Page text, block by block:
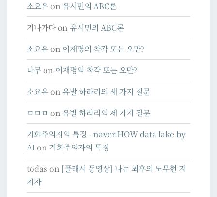
소요유on 유시민의 ABC론
지나가다on 유시민의 ABC론
소요유on 이재명의 착각 또는 오만?
나무on 이재명의 착각 또는 오만?
소요유on 유발 하라리의 세 가지 질문
ㅁㅁㅁ on 유발 하라리의 세 가지 질문
기회주의자의 특징 - naver.HOW data lake by
AIon 기회주의자의 특징
todas on [플래시 동영상] 나는 최후의 노무현 지
지자